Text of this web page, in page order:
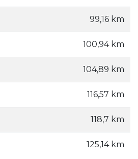
99,16 km
100,94 km
104,89 km
116,57 km
118,7 km
125,14 km